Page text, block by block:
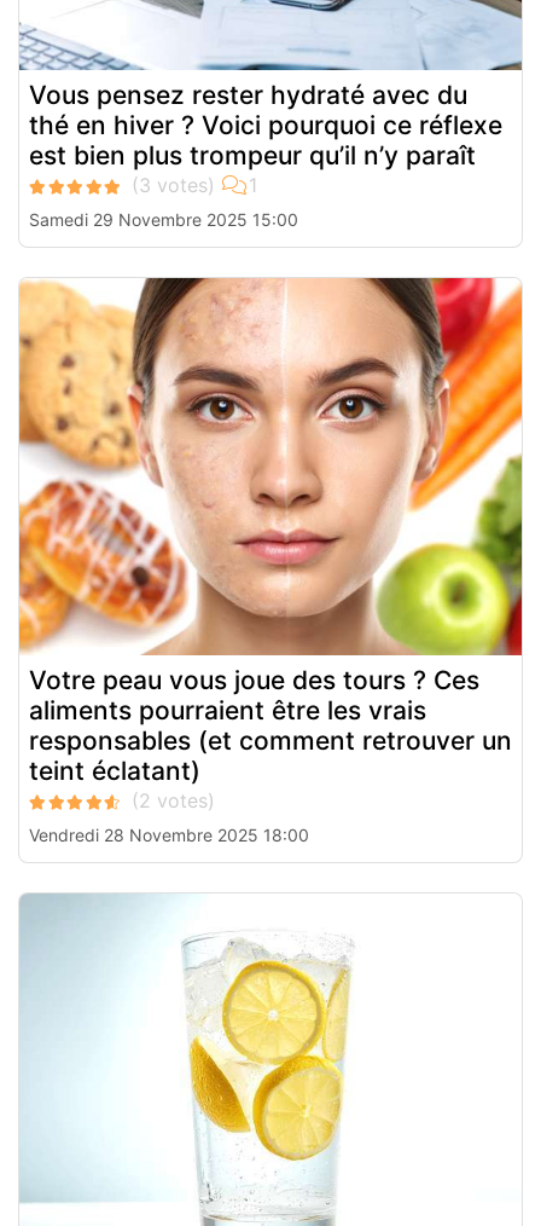
Vous pensez rester hydraté avec du
thé en hiver ? Voici pourquoi ce réflexe
est bien plus trompeur qu’il n’y paraît
Samedi 29 Novembre 2025 15:00
Votre peau vous joue des tours ? Ces
aliments pourraient être les vrais
responsables (et comment retrouver un
teint éclatant)
Vendredi 28 Novembre 2025 18:00